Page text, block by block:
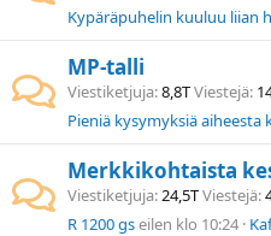
Kypäräpuhelin kuuluu liian
MP-talli
Viestiketjuja 8,8TViestejä
Pieniä kysymyksiä aiheesta
Merkkikohtaista
Viestiketjuja 24,5TViestejä
R 1200 gseilen klo 10:24